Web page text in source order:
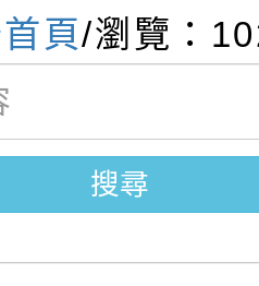
，綠能透明
學年度全
要點」及修
市115年度
賽』實施計
(第11招)】
學期第7次代
招)
果(第3招)】
學期第9次代
頁/瀏覽：
搜尋